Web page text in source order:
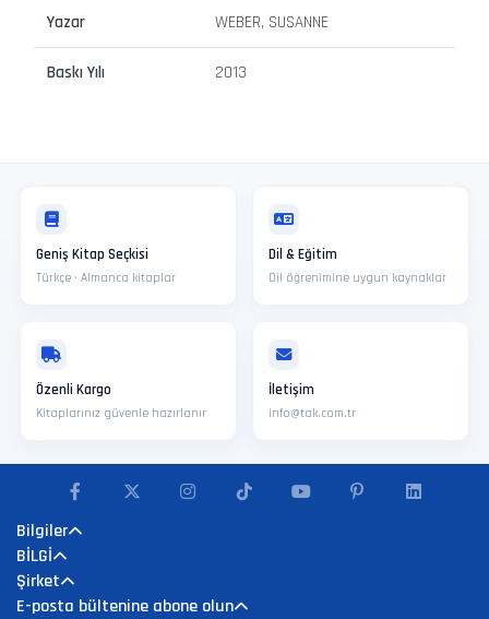
Yazar WEBER, SUSANNE
Baskı Yılı 2013
Geniş Kitap Seçkisi
Türkçe · Almanca kitaplar
Dil & Eğitim
Dil öğrenimine uygun kaynaklar
Özenli Kargo
Kitaplarınız güvenle hazırlanır
İletişim
info@tak.com.tr
Bilgiler
BİLGİ
Şirket
E-posta bültenine abone olun